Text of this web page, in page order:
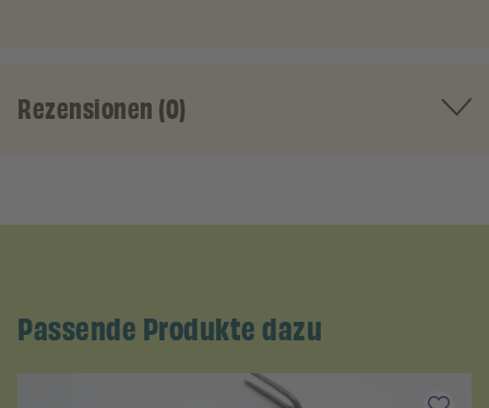
Rezensionen (0)
Passende Produkte dazu